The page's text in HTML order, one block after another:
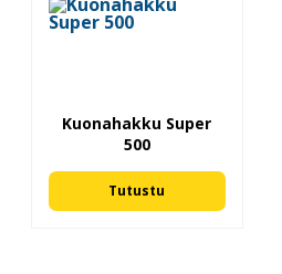
Kuonahakku Super
500
Tutustu